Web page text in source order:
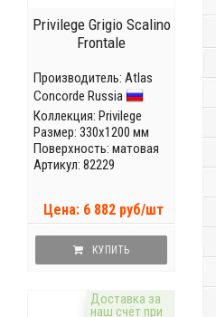
Privilege Grigio Scalino
Frontale
Производитель: Atlas
Concorde Russia
Коллекция: Privilege
Размер: 330x1200 мм
Поверхность: матовая
Артикул: 82229
Цена: 6 882 руб/шт
КУПИТЬ
Доставка за
наш счёт при